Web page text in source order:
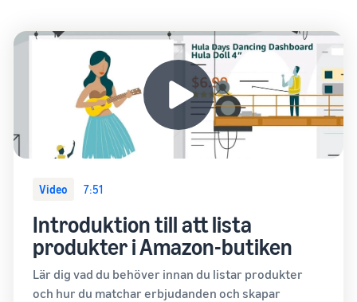
Video 7:51
Introduktion till att lista
produkter i Amazon-butiken
Lär dig vad du behöver innan du listar produkter
och hur du matchar erbjudanden och skapar